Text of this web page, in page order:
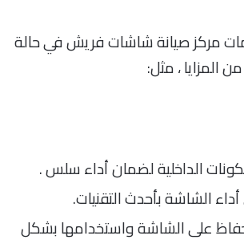
مركز صيانة شاشات فريش في حالة
، مثل:
الداخلية لضمان أداء سلس .
الشاشة بأحدث التقنيات.
على الشاشة واستخدامها بشكل